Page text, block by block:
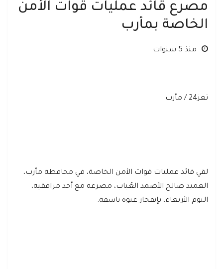
مصرع قائد عمليات قوات الأمن
الخاصة بمأرب
منذ 5 سنوات
تعز24 / مأرب
لقي قائد عمليات قوات الأمن الخاصة، في محافظة مأرب،
العميد صالح الأضمد العُباب، مصرعه مع أحد مرافقيه،
اليوم الأربعاء، بإنفجار عبوة ناسفة.